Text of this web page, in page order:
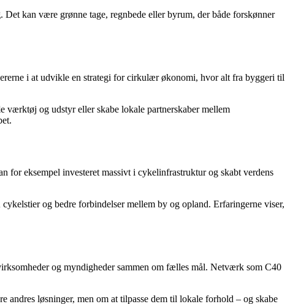
kan være grønne tage, regnbede eller byrum, der både forskønner
i at udvikle en strategi for cirkulær økonomi, hvor alt fra byggeri til
værktøj og udstyr eller skabe lokale partnerskaber mellem
for eksempel investeret massivt i cykelinfrastruktur og skabt verdens
og bedre forbindelser mellem by og opland. Erfaringerne viser,
og myndigheder sammen om fælles mål. Netværk som C40
løsninger, men om at tilpasse dem til lokale forhold – og skabe